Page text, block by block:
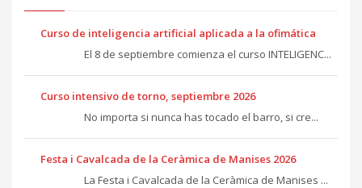
Curso de inteligencia artificial aplicada a la ofimática
El 8 de septiembre comienza el curso INTELIGENC...
Curso intensivo de torno, septiembre 2026
No importa si nunca has tocado el barro, si cre...
Festa i Cavalcada de la Ceràmica de Manises 2026
La Festa i Cavalcada de la Ceràmica de Manises ...